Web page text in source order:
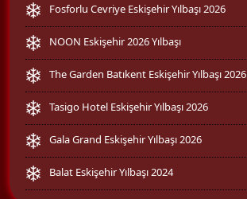
Fosforlu Cevriye Eskişehir Yılbaşı 2026
NOON Eskişehir 2026 Yılbaşı
The Garden Batıkent Eskişehir Yılbaşı 2026
Tasigo Hotel Eskişehir Yılbaşı 2026
Gala Grand Eskişehir Yılbaşı 2026
Balat Eskişehir Yılbaşı 2024